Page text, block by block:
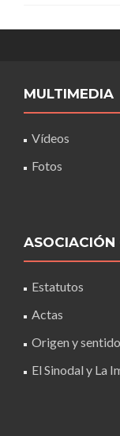
MULTIMEDIA
Vídeos
Fotos
ASOCIACIÓN
Estatutos
Actas
Origen y
El Sinodal y La